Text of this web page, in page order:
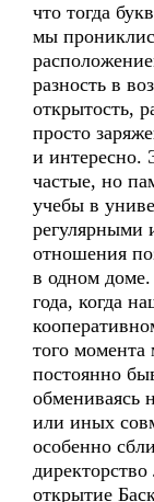
что тогда
мы
разность в
открытость,
просто
и интересно.
частые, но
учебы в
регулярными
отношения
в одном
года, когда
того момента
постоянно
обмениваясь
или иных
особенно
открытие